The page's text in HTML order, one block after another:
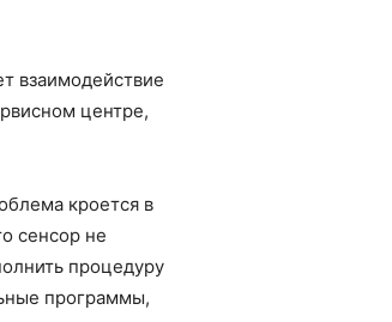
взаимодействие
центре,
кроется в
сенсор не
процедуру
программы,